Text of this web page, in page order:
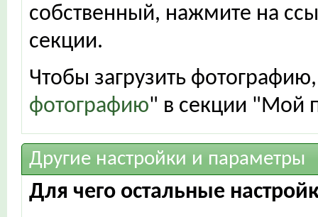
собственный, нажмите на
секции.
Чтобы загрузить
фотографию" в секции "Мой
Другие настройки и параметры
Для чего остальные